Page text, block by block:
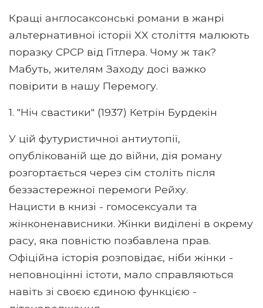
Кращі англосаксонські романи в жанрі
альтернативної історії XX століття малюють
поразку СРСР від Гітлера. Чому ж так?
Мабуть, жителям Заходу досі важко
повірити в нашу Перемогу.
1. "Ніч свастики" (1937) Кетрін Бурдекін
У цій футуристичної антиутопії,
опублікованій ще до війни, дія роману
розгортається через сім століть після
беззастережної перемоги Рейху.
Нацисти в книзі - гомосексуали та
жінконенависники. Жінки виділені в окрему
расу, яка повністю позбавлена ​​прав.
Офіційна історія розповідає, ніби жінки -
неповноцінні істоти, мало справляються
навіть зі своєю єдиною функцією -